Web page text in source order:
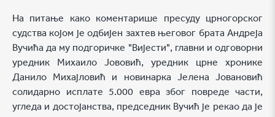
На питање како коментарише пресуду црногорског
судства којом је одбијен захтев његовог брата Андреја
Вучића да му подгоричке "Вијести", главни и одговорни
уредник Михаило Јововић, уредник црне хронике
Данило Михајловић и новинарка Јелена Јовановић
солидарно исплате 5.000 евра због повреде части,
угледа и достојанства, председник Вучић је рекао да је